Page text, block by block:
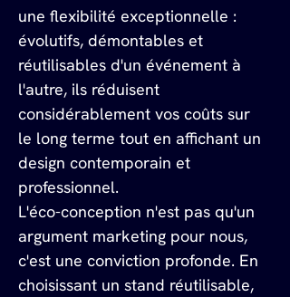
une flexibilité exceptionnelle :
évolutifs, démontables et
réutilisables d'un événement à
l'autre, ils réduisent
considérablement vos coûts sur
le long terme tout en affichant un
design contemporain et
professionnel.
L'éco-conception n'est pas qu'un
argument marketing pour nous,
c'est une conviction profonde. En
choisissant un stand réutilisable,